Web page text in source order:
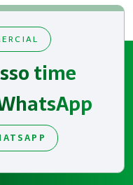
time